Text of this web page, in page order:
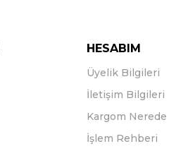
HESABIM
Üyelik Bilgileri
İletişim Bilgileri
Kargom Nerede
İşlem Rehberi